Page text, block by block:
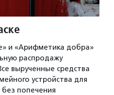
и «Арифметика добра»
распродажу
вырученные средства
устройства для
попечения